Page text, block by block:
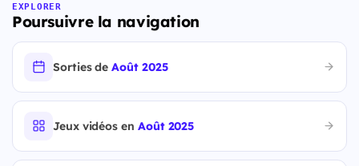
EXPLORER
Poursuivre la navigation
Sorties deAoût 2025
Jeux vidéos en Août 2025